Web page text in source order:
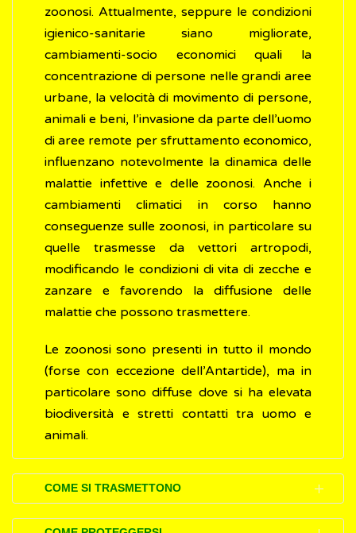
zoonosi. Attualmente, seppure le condizioni
igienico-sanitarie siano migliorate,
cambiamenti-socio economici quali la
concentrazione di persone nelle grandi aree
urbane, la velocità di movimento di persone,
animali e beni, l’invasione da parte dell’uomo
di aree remote per sfruttamento economico,
influenzano notevolmente la dinamica delle
malattie infettive e delle zoonosi. Anche i
cambiamenti climatici in corso hanno
conseguenze sulle zoonosi, in particolare su
quelle trasmesse da vettori artropodi,
modificando le condizioni di vita di zecche e
zanzare e favorendo la diffusione delle
malattie che possono trasmettere.
Le zoonosi sono presenti in tutto il mondo
(forse con eccezione dell’Antartide), ma in
particolare sono diffuse dove si ha elevata
biodiversità e stretti contatti tra uomo e
animali.
COME SI TRASMETTONO